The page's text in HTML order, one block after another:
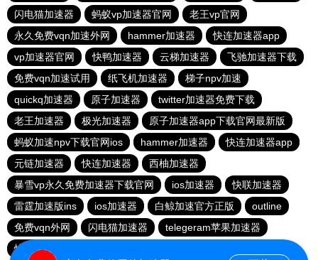
闪电猫加速器
蚂蚁vp加速器官网
老王vp官网
永久免费vqn加速外网
hammer加速器
快连加速器app
vp加速器官网
快鸭加速器 云梯加速器
飞驰加速器下载
免费vqn加速试用
纸飞机加速器
梯子npv加速
quickq加速器
原子加速器
twitter加速器免费下载
老王加速器
极光加速器
原子加速器app下载官网最新版
蚂蚁加速npv下载官网ios
hammer加速器
快连加速器app
元链加速器
快连加速器
西柚加速器
暴雪vp永久免费加速器下载官网
ios加速器
快联加速器
雷霆加速版ins
ios加速器 白鲸加速官方正版
outline
免费vqn外网
闪电猫加速器
telegeram苹果加速器
快连lets加速器